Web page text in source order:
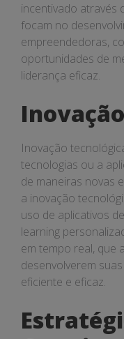
incentivado através
focam no
empreendedoras,
oportunidades de
liderança eficaz.
Inovação
tecnologias ou a
de maneiras novas
a inovação
uso de aplicativos
learning
em tempo real, que
desenvolverem
eficiente e eficaz.